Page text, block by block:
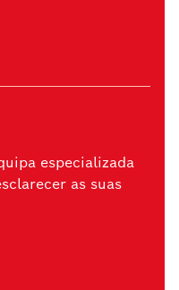
especializada
as suas